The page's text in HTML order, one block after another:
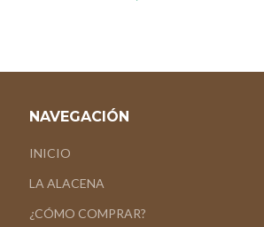
NAVEGACIÓN
INICIO
LA ALACENA
¿CÓMO COMPRAR?